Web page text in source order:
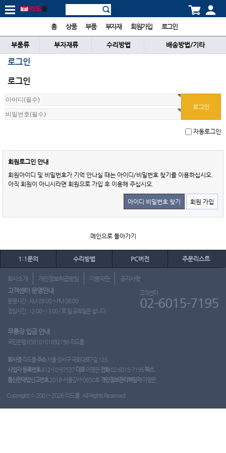
홈 상품 부품 부자재 회원가입 로그인
부품류 부자재류 수리방법 배송방법/기타
로그인
로그인
자동로그인
회원로그인 안내
회원아이디 및 비밀번호가 기억 안나실 때는 아이디/비밀번호 찾기를 이용하십시오.
아직 회원이 아니시라면 회원으로 가입 후 이용해 주십시오.
아이디 비밀번호 찾기 회원 가입
메인으로 돌아가기
1:1문의 수리방법 PC버전 주문리스트
회사소개 개인정보취급방침 이용약관 공지사항
고객센터 운영안내
운영시간 : AM 09:00 ~ PM 06:00
점심시간 : 12:00~13:00 / 토.일.공휴일은 쉽니다.
고객센터
02-6015-7195
무통장 입금 안내
국민은행 65810101692196 리드몰
회사명 리드몰주소서울 강서구 국회대로7길 126
사업자 등록번호412-10-97537 대표이영은 전화02-6015-7195팩스
통신판매업신고번호2018-서울강서-0650호 개인정보관리책임자이영은
Copyright ⓒ 2001~2026 리드몰. All Rights Reserved.